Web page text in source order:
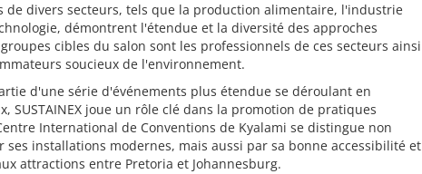
de divers secteurs, tels que la production alimentaire, l'industrie
démontrent l'étendue et la diversité des approches
cibles du salon sont les professionnels de ces secteurs ainsi
soucieux de l'environnement.
d'une série d'événements plus étendue se déroulant en
SUSTAINEX joue un rôle clé dans la promotion de pratiques
International de Conventions de Kyalami se distingue non
ses installations modernes, mais aussi par sa bonne accessibilité et
attractions entre Pretoria et Johannesburg.